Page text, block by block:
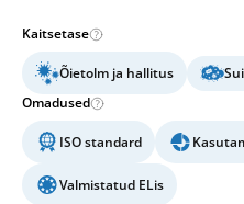
Kaitsetase
Õietolm ja hallitus
Omadused
ISO standard
Valmistatud ELis